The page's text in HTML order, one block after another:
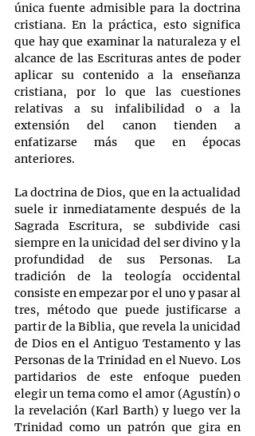
única fuente admisible para la doctrina
cristiana. En la práctica, esto significa
que hay que examinar la naturaleza y el
alcance de las Escrituras antes de poder
aplicar su contenido a la enseñanza
cristiana, por lo que las cuestiones
relativas a su infalibilidad o a la
extensión del canon tienden a
enfatizarse más que en épocas
anteriores.
La doctrina de Dios, que en la actualidad
suele ir inmediatamente después de la
Sagrada Escritura, se subdivide casi
siempre en la unicidad del ser divino y la
profundidad de sus Personas. La
tradición de la teología occidental
consiste en empezar por el uno y pasar al
tres, método que puede justificarse a
partir de la Biblia, que revela la unicidad
de Dios en el Antiguo Testamento y las
Personas de la Trinidad en el Nuevo. Los
partidarios de este enfoque pueden
elegir un tema como el amor (Agustín) o
la revelación (Karl Barth) y luego ver la
Trinidad como un patrón que gira en